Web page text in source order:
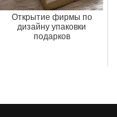
Открытие фирмы по
дизайну упаковки
подарков